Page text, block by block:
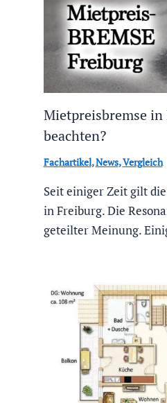
Mietpreisbremse in
beachten?
Fachartikel,News,Vergleich
Seit einiger Zeit gilt
in Freiburg. Die
geteilter Meinung.